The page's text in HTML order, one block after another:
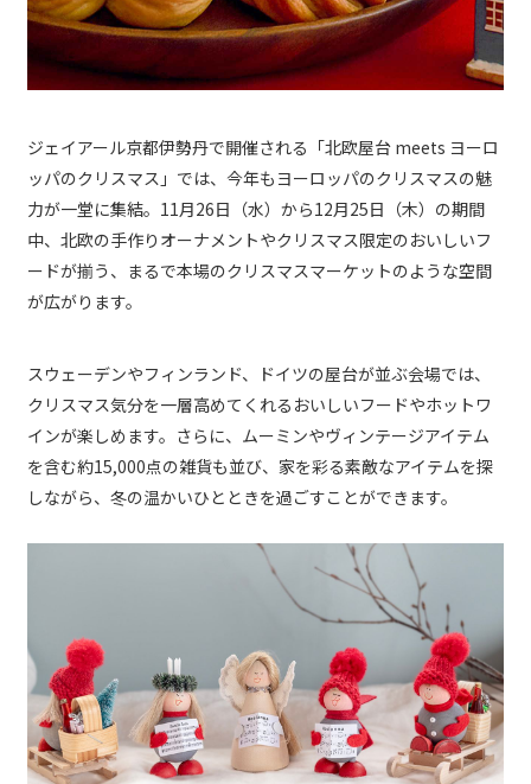
ジェイアール京都伊勢丹で開催される「北欧屋台 meets ヨーロ
ッパのクリスマス」では、今年もヨーロッパのクリスマスの魅
力が一堂に集結。11月26日（水）から12月25日（木）の期間
中、北欧の手作りオーナメントやクリスマス限定のおいしいフ
ードが揃う、まるで本場のクリスマスマーケットのような空間
が広がります。
スウェーデンやフィンランド、ドイツの屋台が並ぶ会場では、
クリスマス気分を一層高めてくれるおいしいフードやホットワ
インが楽しめます。さらに、ムーミンやヴィンテージアイテム
を含む約15,000点の雑貨も並び、家を彩る素敵なアイテムを探
しながら、冬の温かいひとときを過ごすことができます。